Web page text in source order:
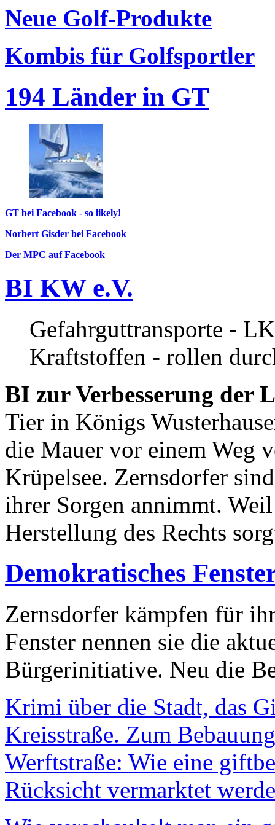
Neue Golf-Produkte
Kombis für Golfsportler
194 Länder in GT
GT bei Facebook - so likely!
Norbert Gisder bei Facebook
Der MPC auf Facebook
BI KW e.V.
Gefahrguttransporte -
Kraftstoffen - rollen
BI zur Verbesserung der
Tier in Königs
die Mauer vor einem Weg
Krüpelsee. Zernsdorfer
ihrer Sorgen annimmt.
Herstellung des Rechts
Demokratisches
Zernsdorfer kämpfen für
Fenster nennen sie die
Bürgerinitiative. Neu die
Krimi über die Stadt, das
Kreisstraße. Zum
Werftstraße: Wie eine
Rücksicht vermarktet